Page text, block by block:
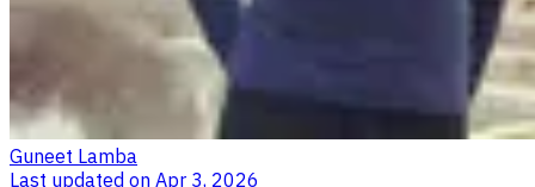
Guneet Lamba
Last updated on Apr 3, 2026